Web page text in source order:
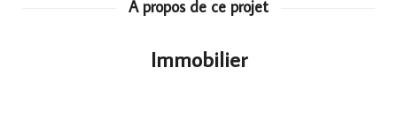
A propos de ce projet
Immobilier